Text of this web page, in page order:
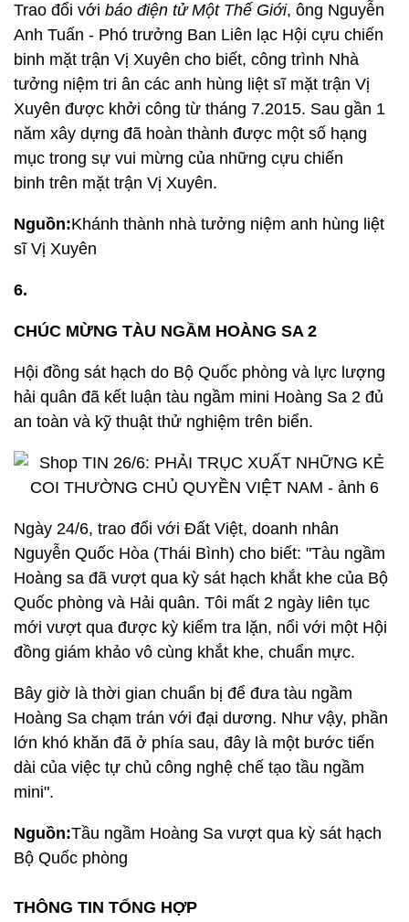
Trao đổi với báo điện tử Một Thế Giới, ông Nguyễn
Anh Tuấn - Phó trưởng Ban Liên lạc Hội cựu chiến
binh mặt trận Vị Xuyên cho biết, công trình Nhà
tưởng niệm tri ân các anh hùng liệt sĩ mặt trận Vị
Xuyên được khởi công từ tháng 7.2015. Sau gần 1
năm xây dựng đã hoàn thành được một số hạng
mục trong sự vui mừng của những cựu chiến
binh trên mặt trận Vị Xuyên.
Nguồn:Khánh thành nhà tưởng niệm anh hùng liệt
sĩ Vị Xuyên
6.
CHÚC MỪNG TÀU NGẦM HOÀNG SA 2
Hội đồng sát hạch do Bộ Quốc phòng và lực lượng
hải quân đã kết luận tàu ngầm mini Hoàng Sa 2 đủ
an toàn và kỹ thuật thử nghiệm trên biển.
Ngày 24/6, trao đổi với Đất Việt, doanh nhân
Nguyễn Quốc Hòa (Thái Bình) cho biết: "Tàu ngầm
Hoàng sa đã vượt qua kỳ sát hạch khắt khe của Bộ
Quốc phòng và Hải quân. Tôi mất 2 ngày liên tục
mới vượt qua được kỳ kiểm tra lặn, nổi với một Hội
đồng giám khảo vô cùng khắt khe, chuẩn mực.
Bây giờ là thời gian chuẩn bị để đưa tàu ngầm
Hoàng Sa chạm trán với đại dương. Như vậy, phần
lớn khó khăn đã ở phía sau, đây là một bước tiến
dài của việc tự chủ công nghệ chế tạo tầu ngầm
mini".
Nguồn:Tầu ngầm Hoàng Sa vượt qua kỳ sát hạch
Bộ Quốc phòng
THÔNG TIN TỔNG HỢP